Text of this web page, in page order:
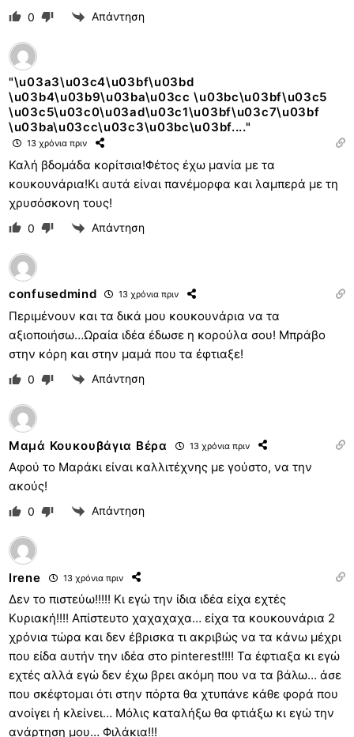
0 Απάντηση
"\u03a3\u03c4\u03bf\u03bd
\u03b4\u03b9\u03ba\u03cc \u03bc\u03bf\u03c5
\u03c5\u03c0\u03ad\u03c1\u03bf\u03c7\u03bf
\u03ba\u03cc\u03c3\u03bc\u03bf...."
13 χρόνια πριν
Καλή βδομάδα κορίτσια!Φέτος έχω μανία με τα
κουκουνάρια!Κι αυτά είναι πανέμορφα και λαμπερά με τη
χρυσόσκονη τους!
0 Απάντηση
confusedmind 13 χρόνια πριν
Περιμένουν και τα δικά μου κουκουνάρια να τα
αξιοποιήσω…Ωραία ιδέα έδωσε η κορούλα σου! Μπράβο
στην κόρη και στην μαμά που τα έφτιαξε!
0 Απάντηση
Μαμά Κουκουβάγια Βέρα 13 χρόνια πριν
Αφού το Μαράκι είναι καλλιτέχνης με γούστο, να την
ακούς!
0 Απάντηση
Irene 13 χρόνια πριν
Δεν το πιστεύω!!!!! Κι εγώ την ίδια ιδέα είχα εχτές
Κυριακή!!!! Απίστευτο χαχαχαχα… είχα τα κουκουνάρια 2
χρόνια τώρα και δεν έβρισκα τι ακριβώς να τα κάνω μέχρι
που είδα αυτήν την ιδέα στο pinterest!!!! Τα έφτιαξα κι εγώ
εχτές αλλά εγώ δεν έχω βρει ακόμη που να τα βάλω… άσε
που σκέφτομαι ότι στην πόρτα θα χτυπάνε κάθε φορά που
ανοίγει ή κλείνει… Μόλις καταλήξω θα φτιάξω κι εγώ την
ανάρτηση μου… Φιλάκια!!!